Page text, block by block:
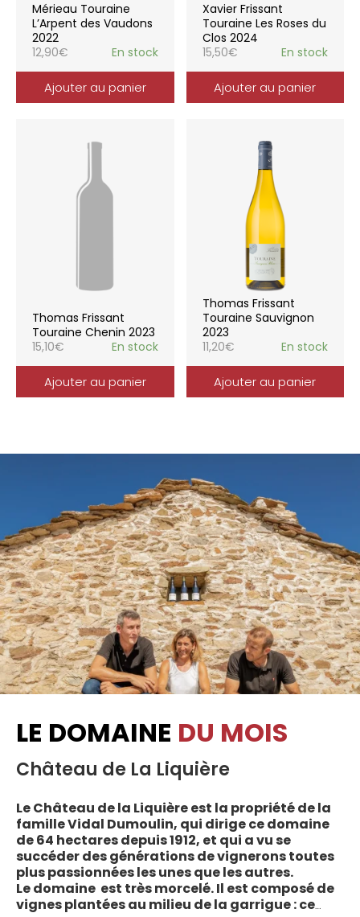
Mérieau Touraine
L’Arpent des Vaudons
2022
12,90€ En stock
Ajouter au panier
Xavier Frissant
Touraine Les Roses du
Clos 2024
15,50€ En stock
Ajouter au panier
Thomas Frissant
Touraine Chenin 2023
15,10€ En stock
Ajouter au panier
Thomas Frissant
Touraine Sauvignon
2023
11,20€ En stock
Ajouter au panier
LE DOMAINE DU MOIS
Château de La Liquière
Le Château de la Liquière est la propriété de la
famille Vidal Dumoulin, qui dirige ce domaine
de 64 hectares depuis 1912, et qui a vu se
succéder des générations de vignerons toutes
plus passionnées les unes que les autres.
Le domaine est très morcelé. Il est composé de
vignes plantées au milieu de la garrigue : ce